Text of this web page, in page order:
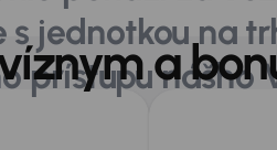
jednotkou na
prístupu nášho
a